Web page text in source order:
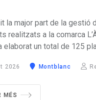
la major part de la
realitzats a la comarca
elaborat un total de 125
2026 Montblanc
MÉS